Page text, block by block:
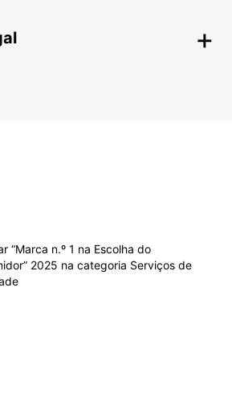
“Marca n.º 1 na Escolha do
2025 na categoria Serviços de